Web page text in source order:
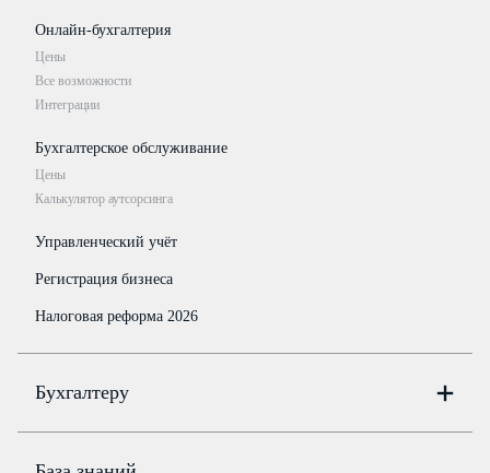
Онлайн-бухгалтерия
Цены
Все возможности
Интеграции
Бухгалтерское обслуживание
Цены
Калькулятор аутсорсинга
Управленческий учёт
Регистрация бизнеса
Налоговая реформа 2026
Бухгалтеру
Цены